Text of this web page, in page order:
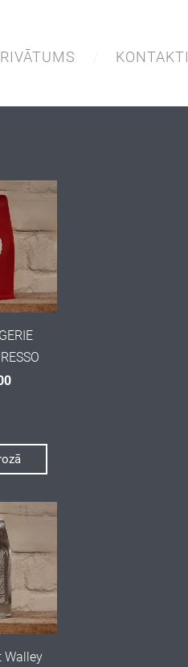
KONTAKTI
Walley